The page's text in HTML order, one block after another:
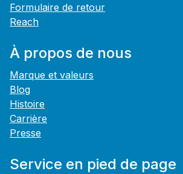
Formulaire de retour
Reach
À propos de nous
Marque et valeurs
Blog
Histoire
Carrière
Presse
Service en pied de page